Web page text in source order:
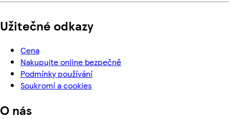
Užitečné odkazy
Cena
Nakupujte online bezpečně
Podmínky používání
Soukromí a cookies
O nás